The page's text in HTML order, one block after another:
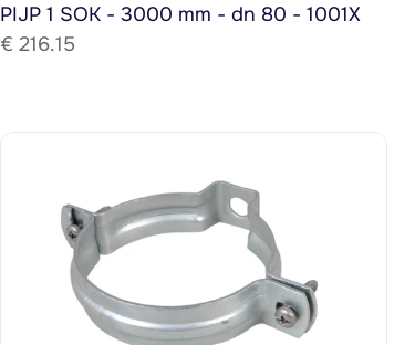
PIJP 1 SOK - 3000 mm - dn 80 - 1001X
€ 216.15